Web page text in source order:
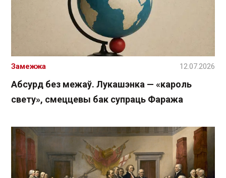
Абсурд без межаў. Лукашэнка — «кароль
свету», смеццевы бак супраць Фаража
Замежжа 12.07.2026